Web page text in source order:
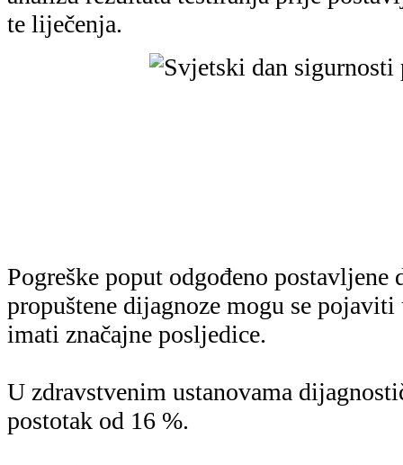
U zdravstvenim ustanovama
postotak od 16 %.
• Razumijevanje dijagnostičkog
smanjenje pogrešaka;
• Konačna i pravovremena dijagnoza
• Dostupan je niz rješenja za
pogrešaka;